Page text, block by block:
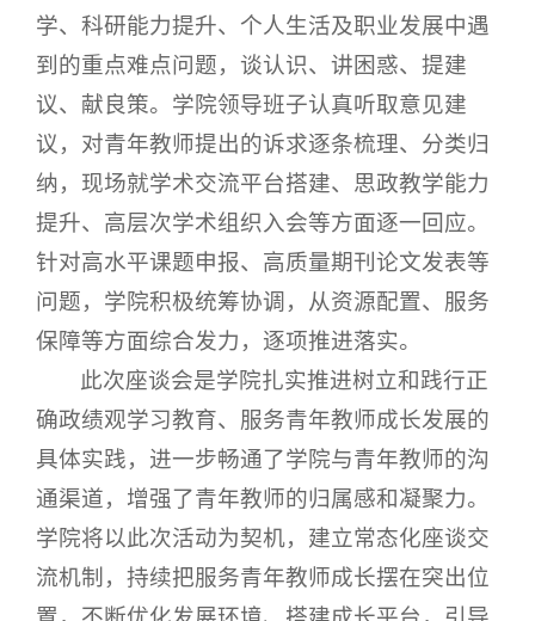
学、科研能力提升、个人生活及职业发展中遇
到的重点难点问题，谈认识、讲困惑、提建
议、献良策。学院领导班子认真听取意见建
议，对青年教师提出的诉求逐条梳理、分类归
纳，现场就学术交流平台搭建、思政教学能力
提升、高层次学术组织入会等方面逐一回应。
针对高水平课题申报、高质量期刊论文发表等
问题，学院积极统筹协调，从资源配置、服务
保障等方面综合发力，逐项推进落实。
此次座谈会是学院扎实推进树立和践行正
确政绩观学习教育、服务青年教师成长发展的
具体实践，进一步畅通了学院与青年教师的沟
通渠道，增强了青年教师的归属感和凝聚力。
学院将以此次活动为契机，建立常态化座谈交
流机制，持续把服务青年教师成长摆在突出位